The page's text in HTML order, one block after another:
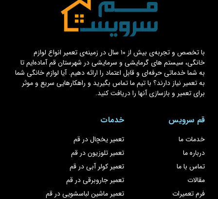
با تخصص و تجربه‌ی بیش از ۱۰ سال در زمینه‌ی تعمیر انواع لوازم
خانگی، سیستم های گرمایشی و سرمایشی در شهرستان قم آماده‌ایم تا
به شما خدماتی حرفه‌ای و قابل اعتماد را ارائه دهیم. آیا لوازم خانگی شما
به تعمیر نیاز دارند؟ با تیم ما تماس بگیرید و راهکارهایی سریع و موثر
برای تعمیر و بازسازی آنها را دریافت کنید.
قم سرویس
خدمات ما
درباره ما
تماس با ما
مقالات
فرم تعمیرات
خدمات
تعمیر یخچال در قم
تعمیر تلوزیون در قم
تعمیر کولر آبی در قم
تعمیر جاروبرقی در قم
تعمیر ماشین لباسشویی در قم